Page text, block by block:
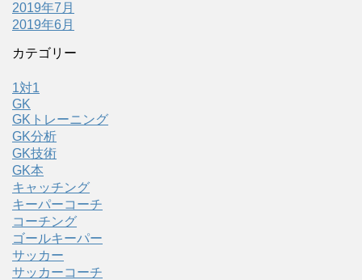
2019年7月
2019年6月
カテゴリー
1対1
GK
GKトレーニング
GK分析
GK技術
GK本
キャッチング
キーパーコーチ
コーチング
ゴールキーパー
サッカー
サッカーコーチ